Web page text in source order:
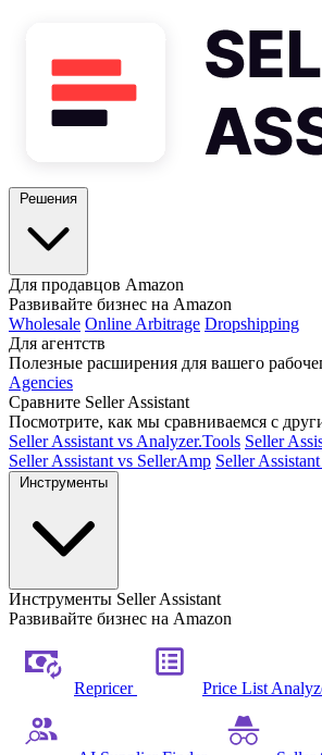
Для продавцов Amazon
Развивайте бизнес на Amazon
Wholesale Online Arbitrage Dropshipping
Для агентств
Полезные расширения для вашего
Agencies
Сравните Seller Assistant
Посмотрите, как мы сравниваемся с
Seller Assistant vs Analyzer.Tools Seller
Seller Assistant vs SellerAmp Seller
Инструменты Seller Assistant
Развивайте бизнес на Amazon
Repricer Price List